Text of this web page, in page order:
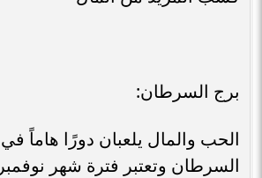
برج السرطان:
الحب والمال يلعبان دورًا هاماً
السرطان وتعتبر فترة شهر